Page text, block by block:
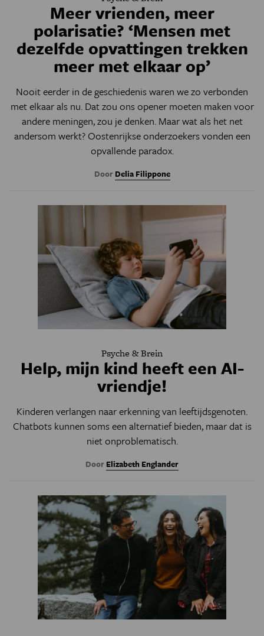
Meer vrienden, meer
polarisatie? ‘Mensen met
dezelfde opvattingen trekken
meer met elkaar op’
Nooit eerder in de geschiedenis waren we zo verbonden
met elkaar als nu. Dat zou ons opener moeten maken voor
andere meningen, zou je denken. Maar wat als het net
andersom werkt? Oostenrijkse onderzoekers vonden een
opvallende paradox.
Door Delia Filippone
Psyche & Brein
Help, mijn kind heeft een AI-
vriendje!
Kinderen verlangen naar erkenning van leeftijdsgenoten.
Chatbots kunnen soms een alternatief bieden, maar dat is
niet onproblematisch.
Door Elizabeth Englander